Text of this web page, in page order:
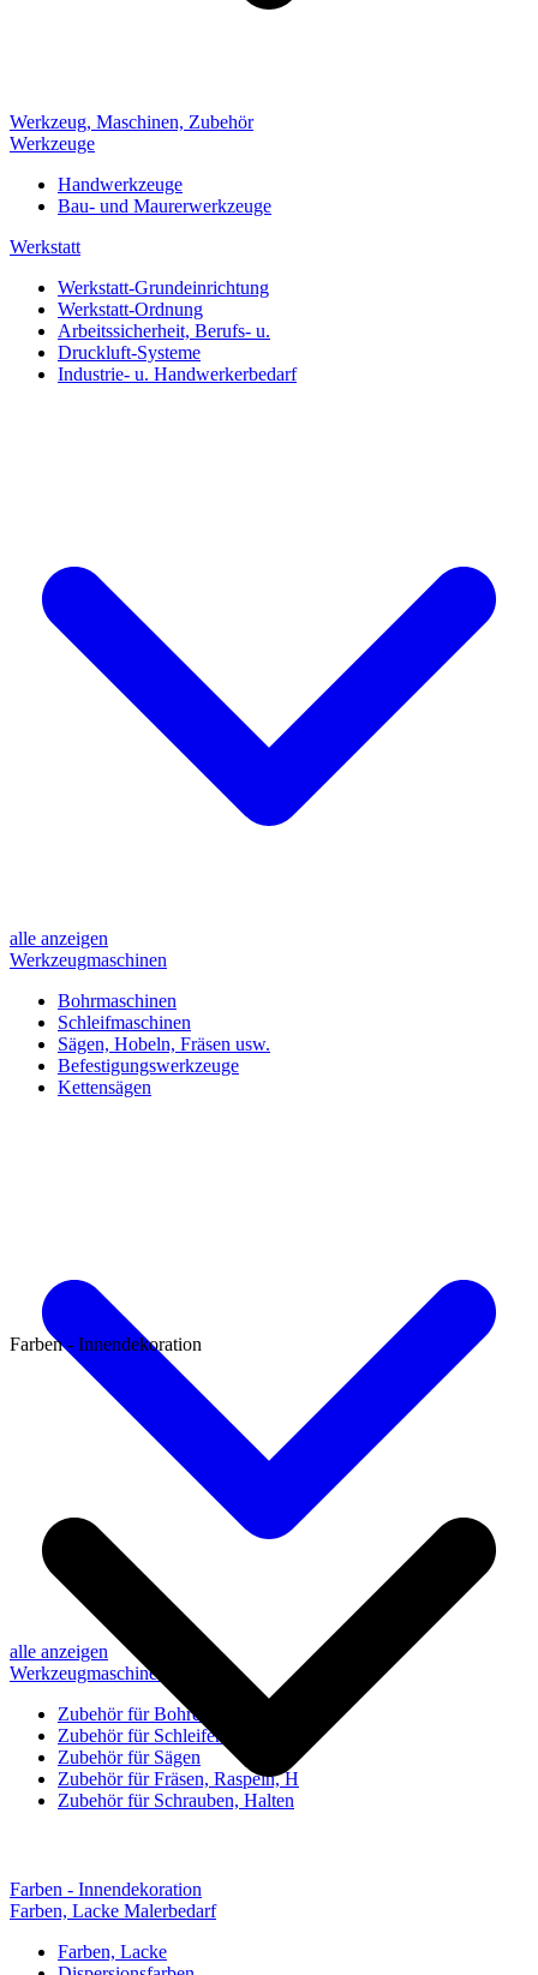
Werkzeug, Maschinen, Zubehör
Werkzeuge
Handwerkzeuge
Bau- und Maurerwerkzeuge
Werkstatt
Werkstatt-Grundeinrichtung
Werkstatt-Ordnung
Arbeitssicherheit, Berufs- u.
Druckluft-Systeme
Industrie- u. Handwerkerbedarf
alle anzeigen
Werkzeugmaschinen
Bohrmaschinen
Schleifmaschinen
Sägen, Hobeln, Fräsen usw.
Befestigungswerkzeuge
Kettensägen
alle anzeigen
Werkzeugmaschinen-Zubehör
Zubehör für Bohren, Bohrhilfen
Zubehör für Schleifen, Poliere
Zubehör für Sägen
Zubehör für Fräsen, Raspeln, H
Zubehör für Schrauben, Halten
Farben - Innendekoration
Farben - Innendekoration
Farben, Lacke Malerbedarf
Farben, Lacke